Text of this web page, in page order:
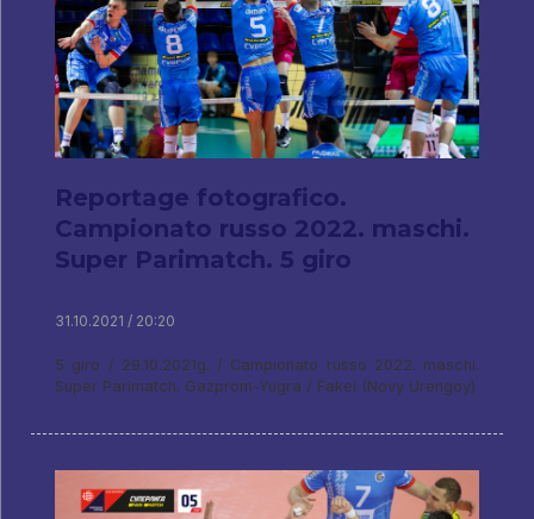
Reportage fotografico.
Campionato russo 2022. maschi.
Super Parimatch. 5 giro
31.10.2021 / 20:20
5 giro / 29.10.2021g. / Campionato russo 2022. maschi.
Super Parimatch. Gazprom-Yugra / Fakel (Novy Urengoy)